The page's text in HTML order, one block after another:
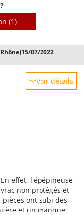
(1)
15/07/2022
Voir détails
effet, l'épépineuse
non protégés et
ont subi des
et un manque